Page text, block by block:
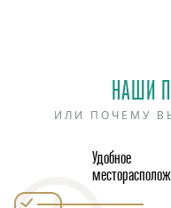
НАШИ
ИЛИ ПОЧЕМУ
Удобное